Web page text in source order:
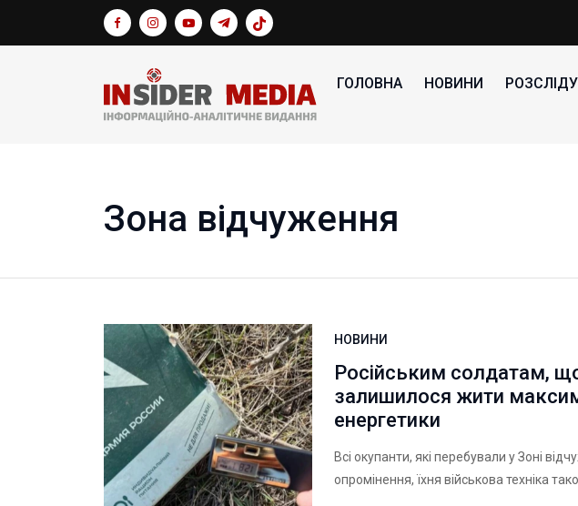
ГОЛОВНА НОВИНИ
Зона відчуження
НОВИНИ
Російським солдатам,
залишилося жити
енергетики
Всі окупанти, які перебували у Зоні
опромінення, їхня військова техніка